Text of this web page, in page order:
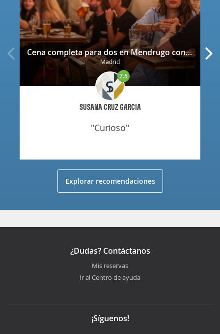
Cena completa para dos en Mendrugo con cerveza artesana incluida
Madrid
SUSANA CRUZ GARCIA
7.5
"curioso"
Explorar recomendaciones
¿Dudas? Contáctanos
Mis reservas
Ir al Centro de ayuda
¡Síguenos!